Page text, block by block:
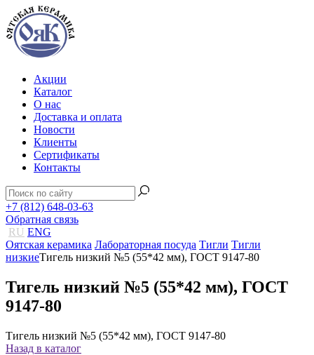
Акции
Каталог
О нас
Доставка и оплата
Новости
Клиенты
Сертификаты
Контакты
+7 (812) 648-03-63
Обратная связь
RU ENG
Оятская керамика Лабораторная посуда Тигли Тигли
низкиеТигель низкий №5 (55*42 мм), ГОСТ 9147-80
Тигель низкий №5 (55*42 мм), ГОСТ
9147-80
Тигель низкий №5 (55*42 мм), ГОСТ 9147-80
Назад в каталог